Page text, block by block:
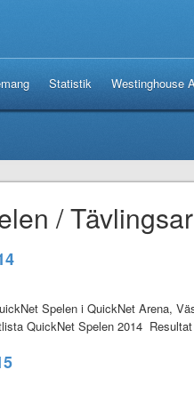
Statistik Westinghouse
/
Spelen i QuickNet Arena,
QuickNet Spelen 2014